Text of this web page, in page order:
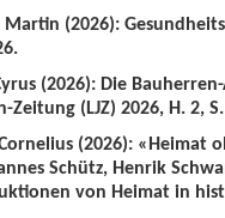
Martin (2026):
(2026): Die
Zeitung (LJZ) 2026, H. 2,
(2026): «Heimat
Schütz, Henrik
von Heimat in